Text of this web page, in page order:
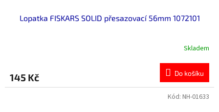
Lopatka FISKARS SOLID přesazovací 56mm 1072101
Skladem
145 Kč Do košíku
Kód: NH-01633